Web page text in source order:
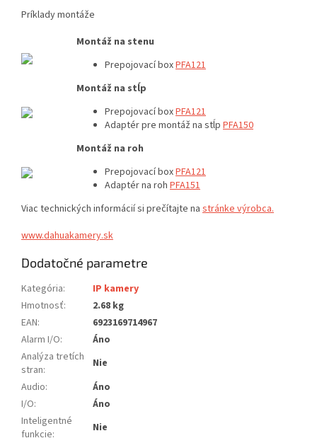
Príklady montáže
Montáž na stenu
Prepojovací boxPFA121
Montáž na stĺp
Prepojovací boxPFA121
Adaptér pre montáž na stĺp PFA150
Montáž na roh
Prepojovací boxPFA121
Adaptér na roh PFA151
Viac technických informácií si prečítajte na stránke výrobca.
www.dahuakamery.sk
Dodatočné parametre
Kategória:
IP kamery
Hmotnosť:
2.68 kg
EAN:
6923169714967
Alarm I/O:
Áno
Analýza tretích
stran:
Nie
Audio:
Áno
I/O:
Áno
Inteligentné
funkcie:
Nie